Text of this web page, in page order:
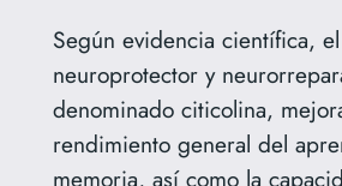
Según evidencia científica, el
neuroprotector y
denominado citicolina,
rendimiento general del
memoria, así como la